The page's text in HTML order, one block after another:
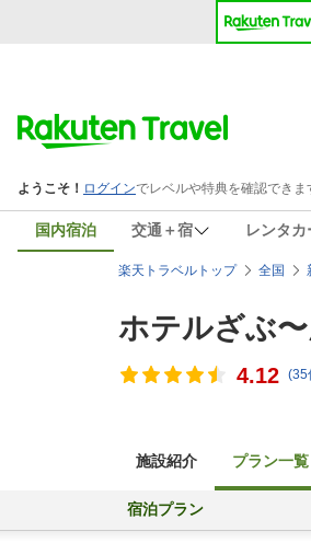
国内宿泊 交通＋宿 レンタカ
楽天トラベルトップ 全国
ホテルざぶ
4.12 (35
施設紹介 プラン一覧
宿泊プラン